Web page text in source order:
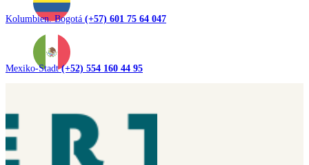
Kolumbien. Bogotá (+57) 601 75 64 047
Mexiko-Stadt(+52) 554 160 44 95